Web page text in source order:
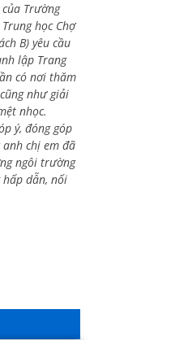
của Trường
học Chợ
B) yêu cầu
lập Trang
có nơi thăm
như giải
nhọc.
ý, đóng góp
anh chị em đã
ngôi trường
hấp dẫn, nối